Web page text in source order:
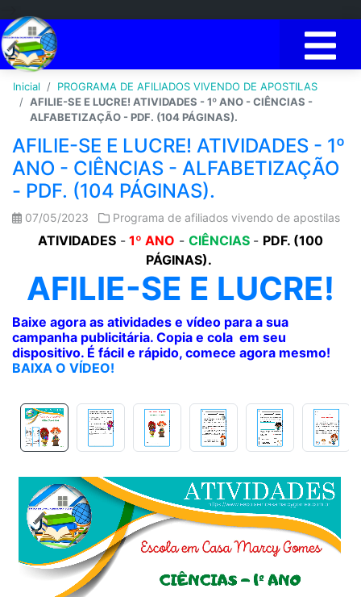
Inicial
PROGRAMA DE AFILIADOS VIVENDO DE APOSTILAS
AFILIE-SE E LUCRE! ATIVIDADES - 1º ANO - CIÊNCIAS -
ALFABETIZAÇÃO - PDF. (104 PÁGINAS).
AFILIE-SE E LUCRE! ATIVIDADES - 1º
ANO - CIÊNCIAS - ALFABETIZAÇÃO
- PDF. (104 PÁGINAS).
07/05/2023 Programa de afiliados vivendo de apostilas
ATIVIDADES - 1º ANO - CIÊNCIAS - PDF. (100
PÁGINAS).
AFILIE-SE E LUCRE!
Baixe agora as atividades e vídeo para a sua
campanha publicitária. Copia e cola em seu
dispositivo. É fácil e rápido, comece agora mesmo!
BAIXA O VÍDEO!